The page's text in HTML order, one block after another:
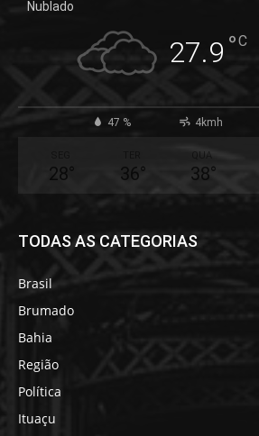
Nublado
27.9 °C
47 % 4kmh
28° 36°
QUA
38°
TODAS AS CATEGORIAS
Brasil
Brumado
Bahia
Região
Política
Ituaçu